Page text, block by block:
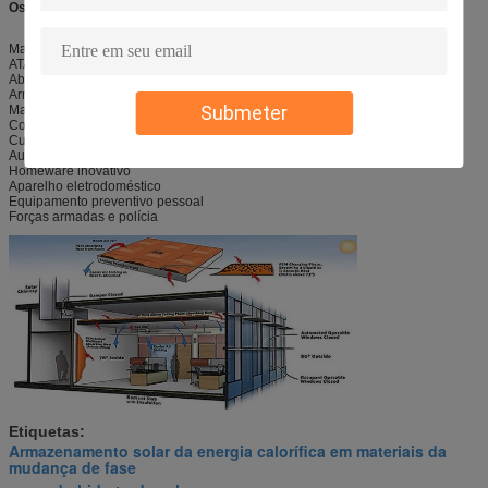
Submeter
Os produtos do PCM cobrem as seguintes indústrias:
Material de construção
ATAC
Abastecimento de água quente solar
Armazenamento de energia térmica
Matéria têxtil (fato, matéria têxtil home, tela)
Corrente fria
Cuidados médicos (terapia)
Automotivo
Homeware inovativo
Aparelho eletrodoméstico
Equipamento preventivo pessoal
Forças armadas e polícia
Etiquetas:
Armazenamento solar da energia calorífica em materiais da
mudança de fase